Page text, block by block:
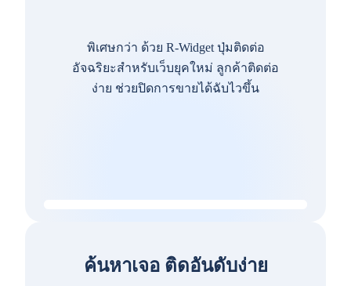
พิเศษกว่า ด้วย R-Widget ปุ่มติดต่อ
อัจฉริยะสำหรับเว็บยุคใหม่ ลูกค้าติดต่อ
ง่าย ช่วยปิดการขายได้ฉับไวขึ้น
ค้นหาเจอ ติดอันดับง่าย